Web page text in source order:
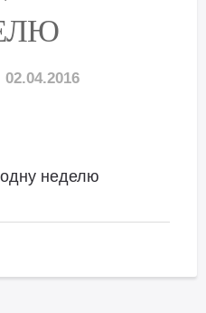
02.04.2016
одну неделю